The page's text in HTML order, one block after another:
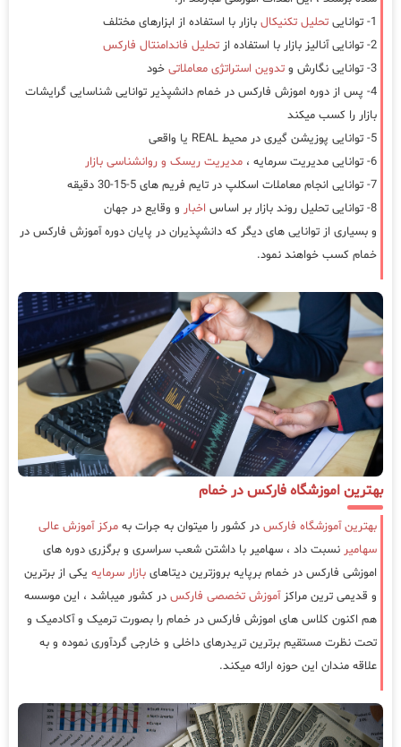
1- توانایی
تحلیل تکنیکال بازار با استفاده از ابزارهای مختلف
2- توانایی آنالیز بازار با استفاده از
تحلیل فاندامنتال فارکس
3- توانایی نگارش و
تدوین استراتژی معاملاتی خود
4- پس از دوره اموزش فارکس در خمام دانشپذیر توانایی شناسایی گرایشات
بازار را کسب میکند
5- توانایی پوزیشن گیری در محیط REAL یا واقعی
6- توانایی مدیریت سرمایه ،
مدیریت ریسک و روانشناسی بازار
7- توانایی انجام معاملات اسکلپ در تایم فریم های 5-15-30 دقیقه
8- توانایی تحلیل روند بازار بر اساس
اخبار و وقایع در جهان
و بسیاری از توانایی های دیگر که دانشپذیران در پایان دوره آموزش فارکس در
خمام کسب خواهند نمود.
بهترین اموزشگاه فارکس در خمام
بهترین آموزشگاه فارکس در کشور را میتوان به جرات به مرکز آموزش عالی
سهامیر نسبت داد ، سهامیر با داشتن شعب سراسری و برگزری دوره های
اموزشی فارکس در خمام برپایه بروزترین دیتاهای بازار سرمایه یکی از برترین
و قدیمی ترین مراکزآموزش تخصصی فارکس در کشور میباشد ، این موسسه
هم اکنون کلاس های اموزش فارکس در خمام را بصورت ترمیک و آکادمیک و
تحت نظرت مستقیم برترین تریدرهای داخلی و خارجی گردآوری نموده و به
علاقه مندان این حوزه ارائه میکند.